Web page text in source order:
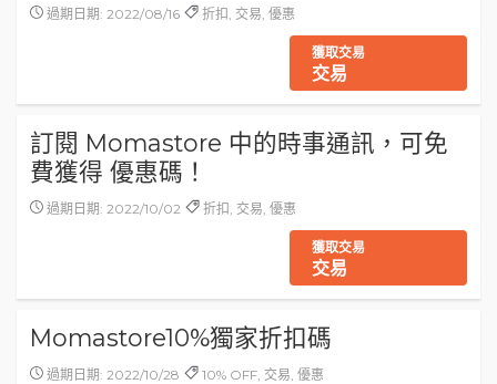
過期日期: 2022/08/16 折扣, 交易, 優惠
獲取交易
交易
訂閱 Momastore 中的時事通訊，可免
費獲得 優惠碼！
過期日期: 2022/10/02 折扣, 交易, 優惠
獲取交易
交易
Momastore10%獨家折扣碼
過期日期: 2022/10/28 10% OFF, 交易, 優惠